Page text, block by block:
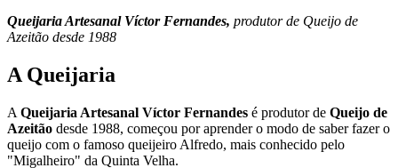
Queijaria Artesanal Víctor Fernandes, produtor de Queijo de
Azeitão desde 1988
A Queijaria
A Queijaria Artesanal Víctor Fernandes é produtor de Queijo de
Azeitão desde 1988, começou por aprender o modo de saber fazer o
queijo com o famoso queijeiro Alfredo, mais conhecido pelo
"Migalheiro" da Quinta Velha.